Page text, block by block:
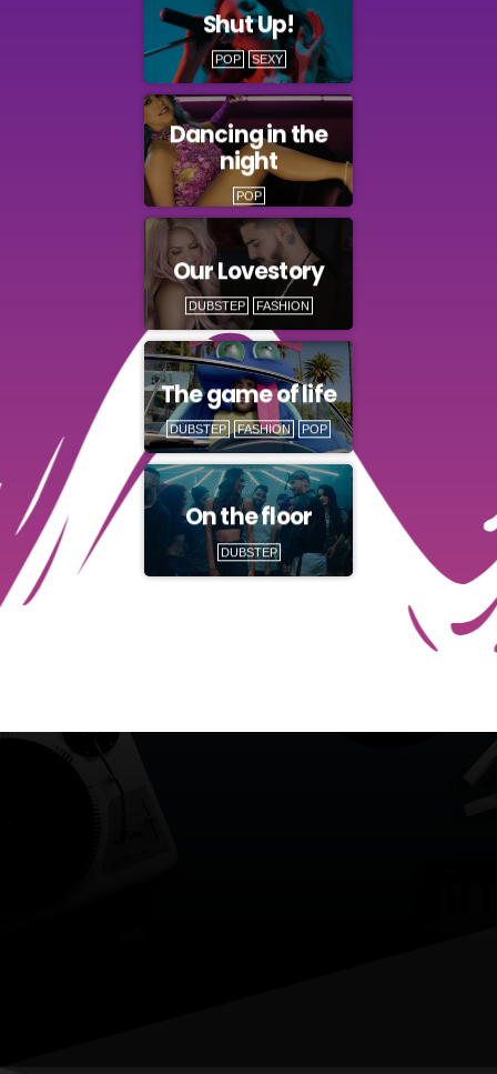
Shut Up!
POP SEXY
Dancing in the
night
POP
Our Lovestory
DUBSTEP FASHION
The game of life
DUBSTEP FASHION POP
On the floor
DUBSTEP